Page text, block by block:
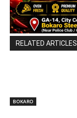
RELATED ARTICLES
BOKARO